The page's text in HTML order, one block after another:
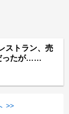
ストラン、売
ったが……
>>